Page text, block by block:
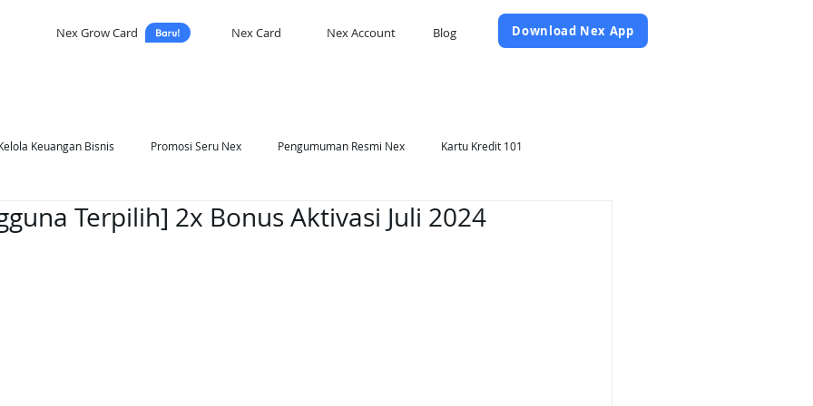
Daftar Sekarang
Nex Grow Card Nex Card Nex Account Blog Download Nex App
Keuangan Bisnis Promosi Seru Nex Pengumuman Resmi Nex Kartu Kredit 101
Nex Self Development
Terpilih] 2x Bonus Aktivasi Juli 2024